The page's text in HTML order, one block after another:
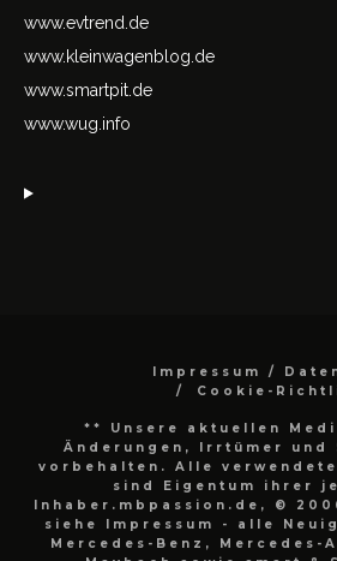
www.evtrend.de
www.kleinwagenblog.de
www.smartpit.de
www.wug.info
Impressum /
Cookie-
** Unsere aktuellen
Änderungen, Irrtümer und
vorbehalten. Alle
sind Eigentum ihrer
Inhaber.mbpassion.de, ©
siehe Impressum - alle
Mercedes-Benz, Mercedes-